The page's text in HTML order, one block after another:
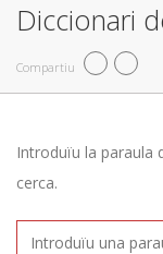
Diccionari
Compartiu
Introduïu la paraula
cerca.